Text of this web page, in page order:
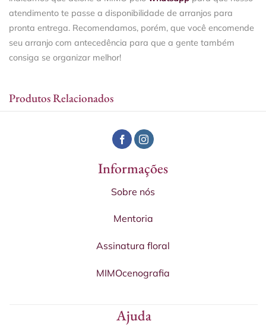
atendimento te passe a disponibilidade de arranjos para
pronta entrega. Recomendamos, porém, que você encomende
seu arranjo com antecedência para que a gente também
consiga se organizar melhor!
Produtos Relacionados
Informações
Sobre nós
Mentoria
Assinatura floral
MIMOcenografia
Ajuda